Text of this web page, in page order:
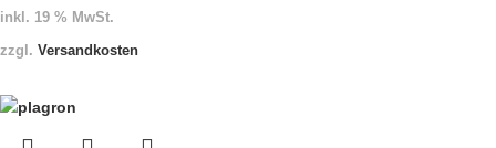
inkl. 19 % MwSt.
zzgl. Versandkosten